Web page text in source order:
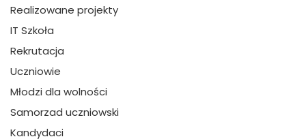
Realizowane projekty
IT Szkoła
Rekrutacja
Uczniowie
Młodzi dla wolności
Samorzad uczniowski
Kandydaci